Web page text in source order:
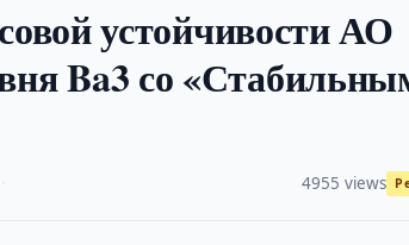
устойчивости АО
Ba3 со
4955 views